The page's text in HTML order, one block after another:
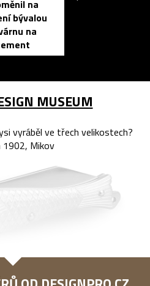
na
bývalou
na
MUSEUM
vyráběl ve třech velikostech?
1902, Mikov